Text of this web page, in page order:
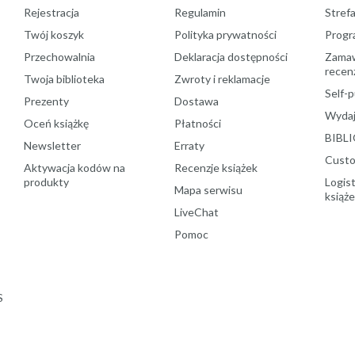
Rejestracja
Twój koszyk
Przechowalnia
Twoja biblioteka
Prezenty
Oceń książkę
Newsletter
Aktywacja kodów na
produkty
Regulamin
Polityka prywatności
Deklaracja dostępności
Zwroty i reklamacje
Dostawa
Płatności
Erraty
Recenzje książek
Mapa serwisu
LiveChat
Pomoc
Self-